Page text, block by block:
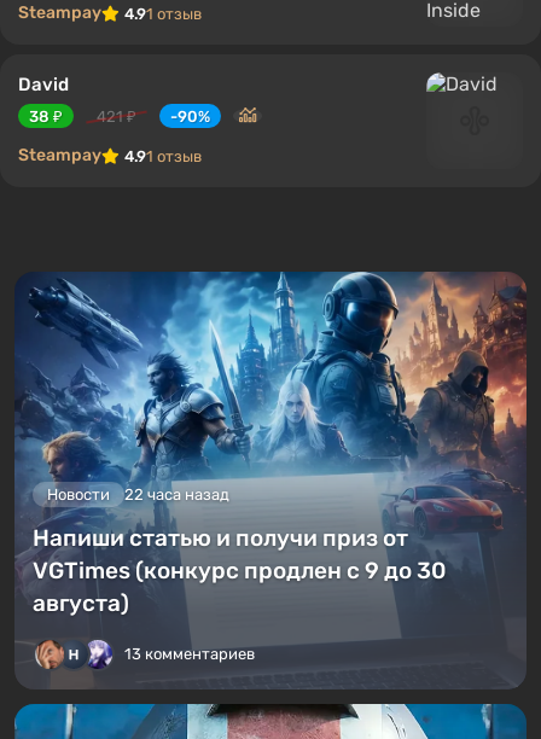
Steampay 4.91 отзыв
David
38 ₽ 421 ₽ -90%
Steampay 4.91 отзыв
Новости 22 часа назад
Напиши статью и получи приз от
VGTimes (конкурс продлен с 9 до 30
августа)
13 комментариев